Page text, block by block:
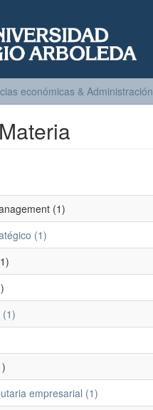
económicas & Administración
(1)
(1)
(1)
empresarial (1)